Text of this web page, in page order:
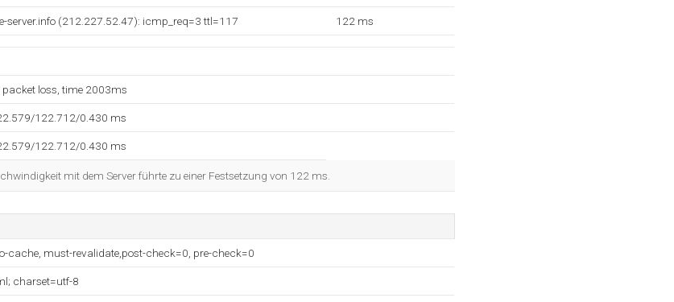
server.info (212.227.52.47): icmp_req=3 ttl=117 122 ms
loss, time 2003ms
122.712/0.430 ms
122.712/0.430 ms
mit dem Server führte zu einer Festsetzung von 122 ms.
cache, must-revalidate,post-check=0, pre-check=0
charset=utf-8